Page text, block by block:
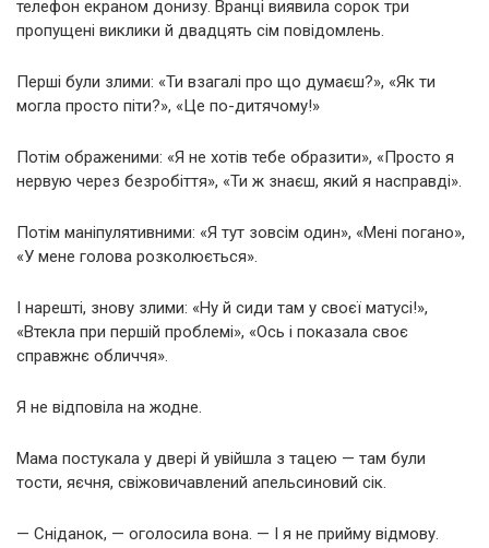
телефон екраном донизу. Вранці виявила сорок три
пропущені виклики й двадцять сім повідомлень.
Перші були злими: «Ти взагалі про що думаєш?», «Як ти
могла просто піти?», «Це по-дитячому!»
Потім ображеними: «Я не хотів тебе образити», «Просто я
нервую через безробіття», «Ти ж знаєш, який я насправді».
Потім маніпулятивними: «Я тут зовсім один», «Мені погано»,
«У мене голова розколюється».
І нарешті, знову злими: «Ну й сиди там у своєї матусі!»,
«Втекла при першій проблемі», «Ось і показала своє
справжнє обличчя».
Я не відповіла на жодне.
Мама постукала у двері й увійшла з тацею — там були
тости, яєчня, свіжовичавлений апельсиновий сік.
— Сніданок, — оголосила вона. — І я не прийму відмову.